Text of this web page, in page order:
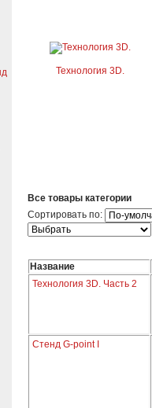
Технология 3D.
Все товары категории
Сортировать по:
Название
Технология 3D. Часть 2
Стенд G-point I